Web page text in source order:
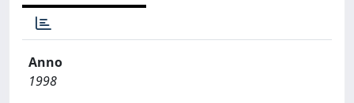
Anno
1998